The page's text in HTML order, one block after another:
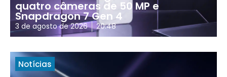
quatro câmeras de 50 MP e
Snapdragon 7 Gen 4
3 de agosto de 2026 20:48
Notícias